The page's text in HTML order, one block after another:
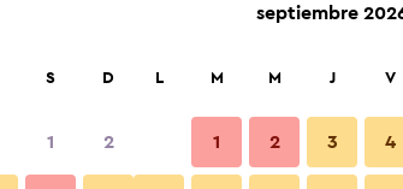
S D
1 2
septiembre
L M M J V
1 2 3 4